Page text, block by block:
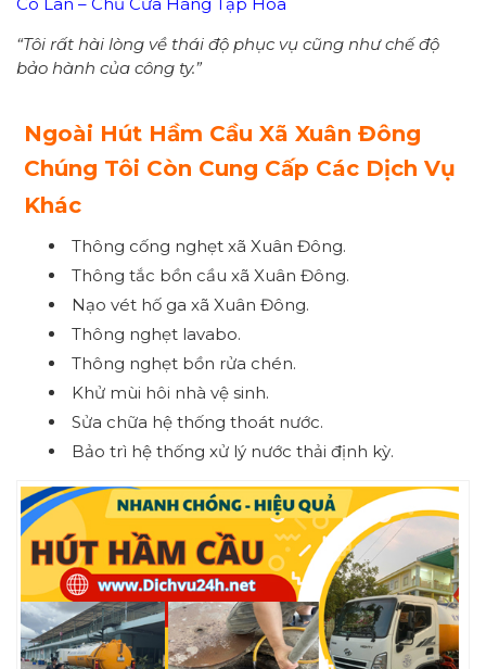
Cô Lan – Chủ Cửa Hàng Tạp Hóa
“Tôi rất hài lòng về thái độ phục vụ cũng như chế độ
bảo hành của công ty.”
Ngoài Hút Hầm Cầu Xã Xuân Đông
Chúng Tôi Còn Cung Cấp Các Dịch Vụ
Khác
Thông cống nghẹt xã Xuân Đông.
Thông tắc bồn cầu xã Xuân Đông.
Nạo vét hố ga xã Xuân Đông.
Thông nghẹt lavabo.
Thông nghẹt bồn rửa chén.
Khử mùi hôi nhà vệ sinh.
Sửa chữa hệ thống thoát nước.
Bảo trì hệ thống xử lý nước thải định kỳ.